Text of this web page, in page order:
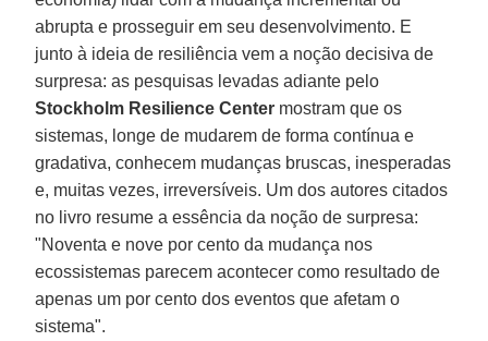
abrupta e prosseguir em seu desenvolvimento. E
junto à ideia de resiliência vem a noção decisiva de
surpresa: as pesquisas levadas adiante pelo
Stockholm Resilience Center mostram que os
sistemas, longe de mudarem de forma contínua e
gradativa, conhecem mudanças bruscas, inesperadas
e, muitas vezes, irreversíveis. Um dos autores citados
no livro resume a essência da noção de surpresa:
"Noventa e nove por cento da mudança nos
ecossistemas parecem acontecer como resultado de
apenas um por cento dos eventos que afetam o
sistema".